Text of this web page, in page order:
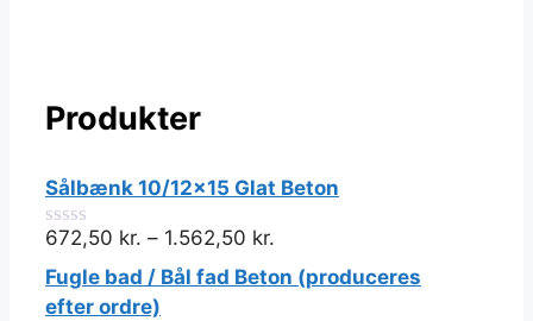
Produkter
Sålbænk 10/12x15 Glat Beton
0
ud
af
5
672,50 kr. – 1.562,50 kr.
Fugle bad / Bål fad Beton (produceres
efter ordre)